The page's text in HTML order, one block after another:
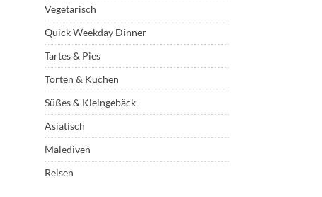
Vegetarisch
Quick Weekday Dinner
Tartes & Pies
Torten & Kuchen
Süßes & Kleingebäck
Asiatisch
Malediven
Reisen